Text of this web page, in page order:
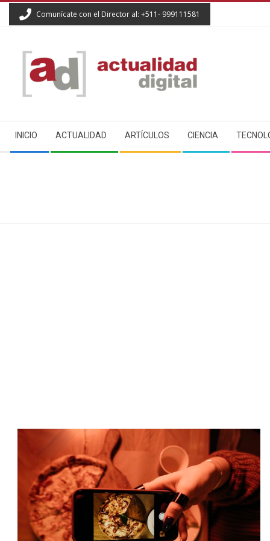
Comunícate con el Director al: +511- 999111581
ACTUALIDAD
DIGITAL
Navigation
Menu
INICIO ACTUALIDAD ARTÍCULOS CIENCIA